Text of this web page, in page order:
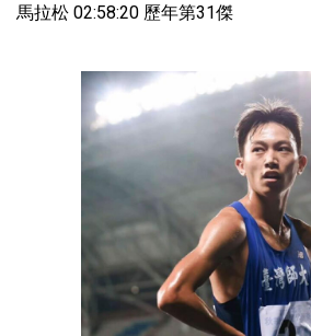
馬拉松 02:58:20 歷年第31傑